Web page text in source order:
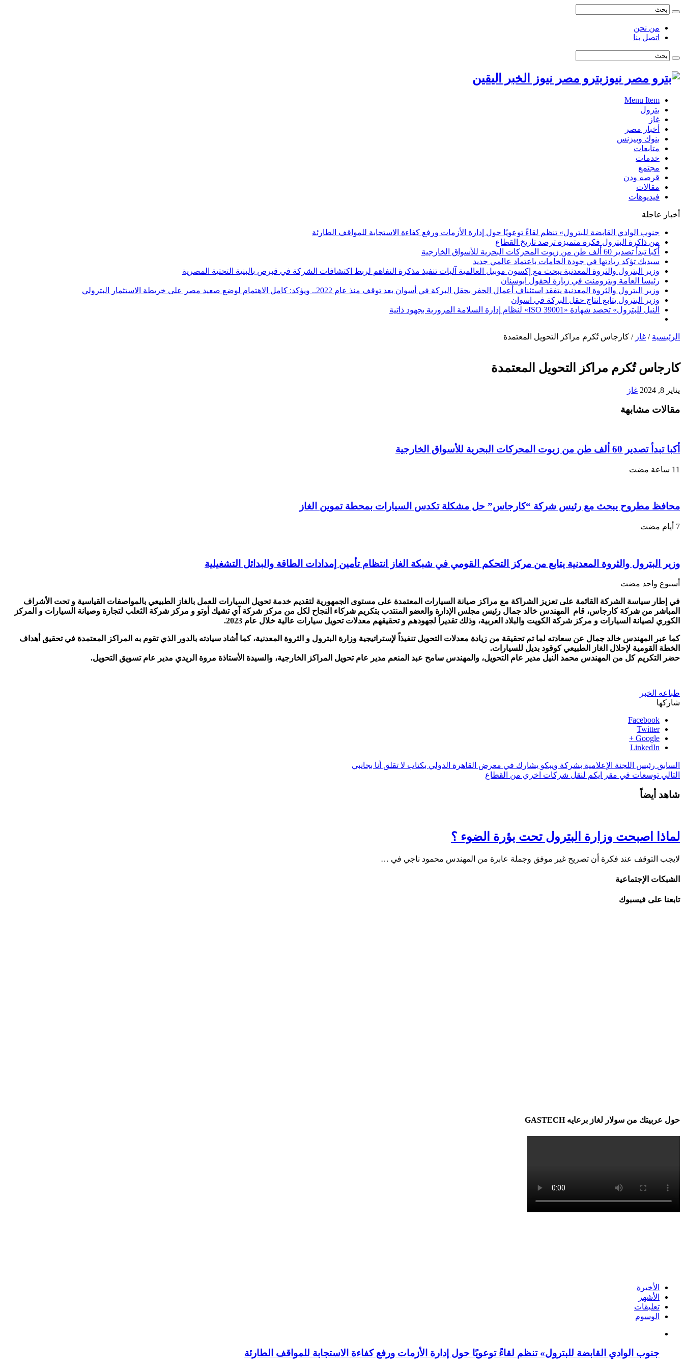
من نحن
اتصل بنا
بترو مصر نيوز الخبر اليقين
Menu Item
بترول
غاز
أخبار مصر
بنوك وبيزنس
متابعات
خدمات
مجتمع
قرصه ودن
مقالات
فيديوهات
أخبار عاجلة
جنوب الوادي القابضة للبترول» تنظم لقاءً توعويًا حول إدارة الأزمات ورفع كفاءة الاستجابة للمواقف الطارئة
من ذاكرة البترول فكرة متميزة ترصد تاريخ القطاع
أكبا تبدأ تصدير 60 ألف طن من زيوت المحركات البحرية للأسواق الخارجية
سيدبك تؤكد ريادتها في جودة الخامات باعتماد عالمي جديد
وزير البترول والثروة المعدنية يبحث مع إكسون موبيل العالمية آليات تنفيذ مذكرة التفاهم لربط اكتشافات الشركة في قبرص بالبنية التحتية المصرية
رئيسا العامة وبترومنت في زيارة لحقول ابوسنان
وزير البترول والثروة المعدنية يتفقد استئناف أعمال الحفر بحقل البركة في أسوان بعد توقف منذ عام 2022.. ويؤكد: كامل الاهتمام لوضع صعيد مصر على خريطة الاستثمار البترولي
وزير البترول يتابع انتاج حقل البركة في اسوان
النيل للبترول» تحصد شهادة «ISO 39001» لنظام إدارة السلامة المرورية بجهود ذاتية
الرئيسية / غاز / كارجاس تُكرم مراكز التحويل المعتمدة
كارجاس تُكرم مراكز التحويل المعتمدة
يناير 8, 2024 غاز
مقالات مشابهة
أكبا تبدأ تصدير 60 ألف طن من زيوت المحركات البحرية للأسواق الخارجية
محافظ مطروح يبحث مع رئيس شركة “كارجاس” حل مشكلة تكدس السيارات بمحطة تموين الغاز
وزير البترول والثروة المعدنية يتابع من مركز التحكم القومي في شبكة الغاز انتظام تأمين إمدادات الطاقة والبدائل التشغيلية
‏أسبوع واحد مضت
في إطار سياسة الشركة القائمة على تعزيز الشراكة مع مراكز صيانة السيارات المعتمدة على مستوى الجمهورية لتقديم خدمة تحويل السيارات للعمل بالغاز الطبيعي بالمواصفات القياسية و تحت الأشراف
المباشر من شركة كارجاس، قام المهندس خالد جمال رئيس مجلس الإدارة والعضو المنتدب بتكريم شركاء النجاح لكل من مركز شركة آي تشيك أوتو و مركز شركة الثعلب لتجارة وصيانة السيارات و المركز
الكوري لصيانة السيارات و مركز شركة الكويت والبلاد العربية، وذلك تقديراً لجهودهم و تحقيقهم معدلات تحويل سيارات عالية خلال عام 2023.
كما عبر المهندس خالد جمال عن سعادته لما تم تحقيقة من زيادة معدلات التحويل تنفيذاً لإستراتيجية وزارة البترول و الثروة المعدنية، كما أشاد سيادته بالدور الذي تقوم به المراكز المعتمدة في تحقيق أهداف
الخطة القومية لإحلال الغاز الطبيعي كوقود بديل للسيارات.
حضر التكريم كل من المهندس محمد النيل مدير عام التحويل، والمهندس سامح عبد المنعم مدير عام تحويل المراكز الخارجية، والسيدة الأستاذة مروة الريدي مدير عام تسويق التحويل.
طباعه الخبر
شاركها
Facebook
Twitter
Google +
LinkedIn
السابق رئيس اللجنة الإعلامية بشركة ويبكو يشارك في معرض القاهرة الدولي بكتاب لا تقلق أنا بجانبي
التالي توسعات في مقر ايكم لنقل شركات اخري من القطاع
شاهد أيضاً
لماذا اصبحت وزارة البترول تحت بؤرة الضوء ؟
لايجب التوقف عند فكرة أن تصريح غير موفق وجملة عابرة من المهندس محمود ناجي في …
الشبكات الإجتماعية
تابعنا على فيسبوك
حول عربيتك من سولار لغاز برعايه GASTECH
الأخيرة
الأشهر
تعليقات
الوسوم
جنوب الوادي القابضة للبترول» تنظم لقاءً توعويًا حول إدارة الأزمات ورفع كفاءة الاستجابة للمواقف الطارئة